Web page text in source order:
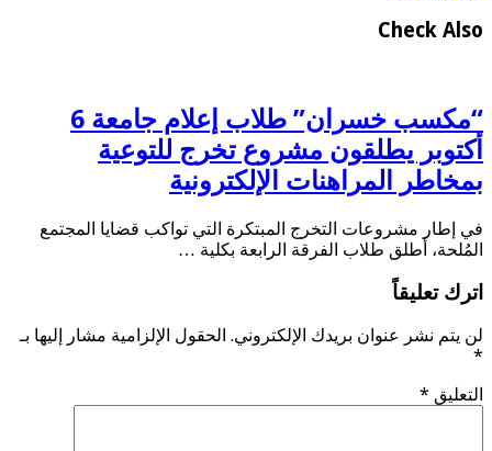
Check Also
“مكسب خسران” طلاب إعلام جامعة 6
أكتوبر يطلقون مشروع تخرج للتوعية
بمخاطر المراهنات الإلكترونية
في إطار مشروعات التخرج المبتكرة التي تواكب قضايا المجتمع
المُلحة، أطلق طلاب الفرقة الرابعة بكلية …
اترك تعليقاً
لن يتم نشر عنوان بريدك الإلكتروني. الحقول الإلزامية مشار إليها بـ
*
التعليق *